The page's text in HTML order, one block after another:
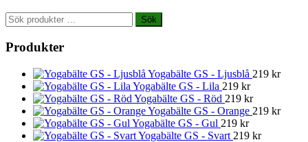
Sök
efter:
Sök
Produkter
Yogabälte GS - Ljusblå 219 kr
Yogabälte GS - Lila 219 kr
Yogabälte GS - Röd 219 kr
Yogabälte GS - Orange 219 kr
Yogabälte GS - Gul 219 kr
Yogabälte GS - Svart 219 kr